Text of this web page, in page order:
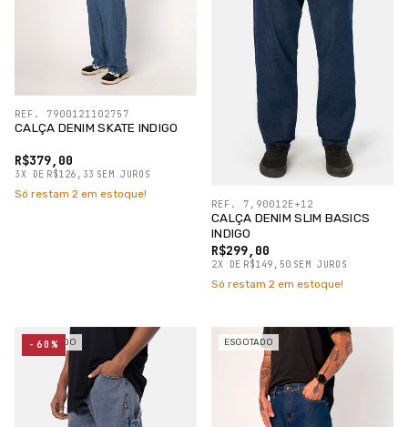
CALÇA DENIM SKATE INDIGO
R$379,00
3X DE R$126,33 SEM JUROS
REF. 7900121102757
Só restam 2 em estoque!
CALÇA DENIM SLIM BASICS
INDIGO
R$299,00
2X DE R$149,50 SEM JUROS
REF. 7,90012E+12
Só restam 2 em estoque!
ESGOTADO
-60% ESGOTADO